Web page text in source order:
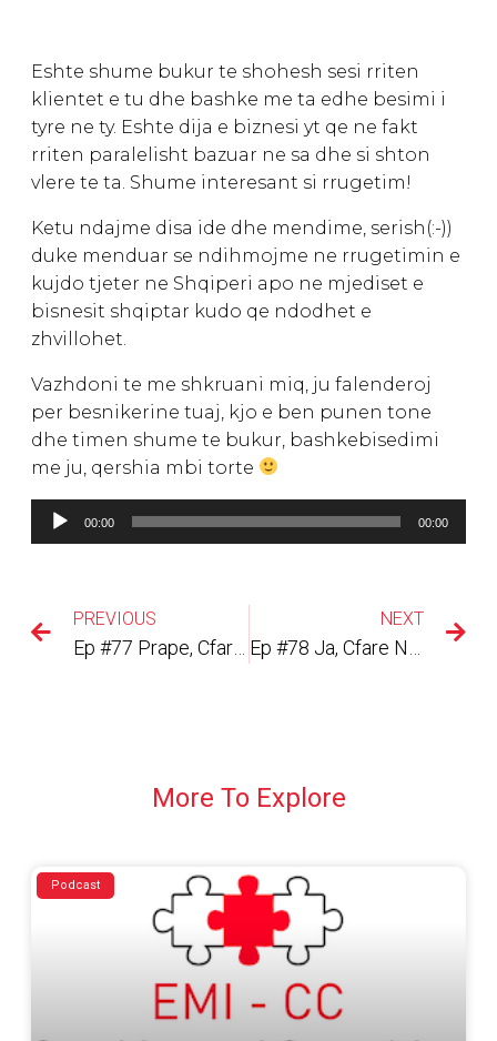
Eshte shume bukur te shohesh sesi rriten
klientet e tu dhe bashke me ta edhe besimi i
tyre ne ty. Eshte dija e biznesi yt qe ne fakt
rriten paralelisht bazuar ne sa dhe si shton
vlere te ta. Shume interesant si rrugetim!
Ketu ndajme disa ide dhe mendime, serish(:-))
duke menduar se ndihmojme ne rrugetimin e
kujdo tjeter ne Shqiperi apo ne mjediset e
bisnesit shqiptar kudo qe ndodhet e
zhvillohet.
Vazhdoni te me shkruani miq, ju falenderoj
per besnikerine tuaj, kjo e ben punen tone
dhe timen shume te bukur, bashkebisedimi
me ju, qershia mbi torte
Audio
Player
00:00 00:00
PREVIOUS NEXT
More To Explore
Podcast